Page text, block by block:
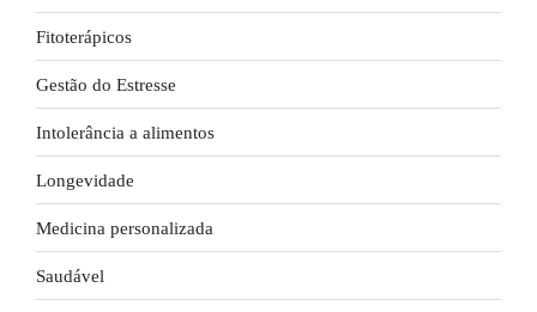
Fitoterápicos
Gestão do Estresse
Intolerância a alimentos
Longevidade
Medicina personalizada
Saudável